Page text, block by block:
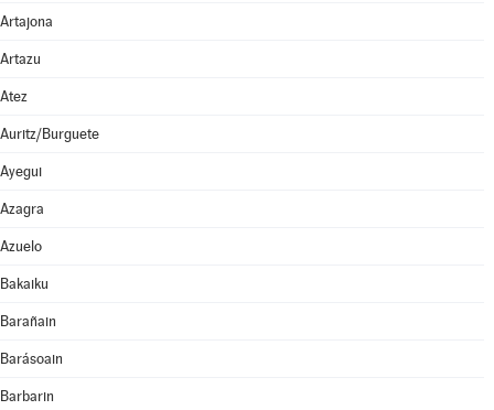
Artajona
Artazu
Atez
Auritz/Burguete
Ayegui
Azagra
Azuelo
Bakaiku
Barañain
Barásoain
Barbarin